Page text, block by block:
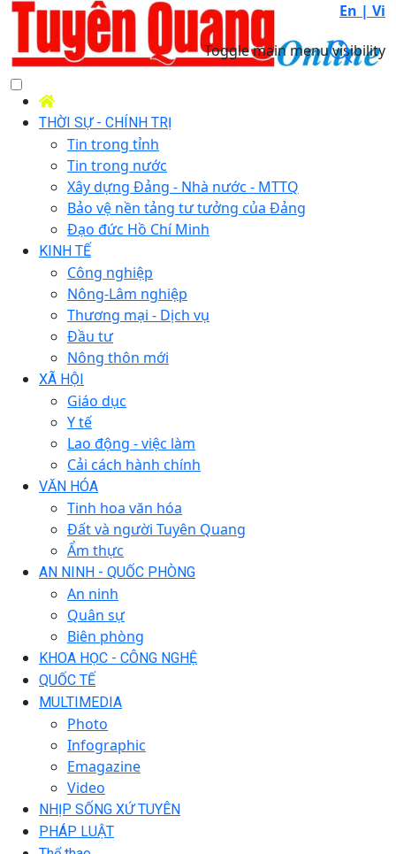
En | Vi
Toggle main menu visibility
THỜI SỰ - CHÍNH TRỊ
Tin trong tỉnh
Tin trong nước
Xây dựng Đảng - Nhà nước - MTTQ
Bảo vệ nền tảng tư tưởng của Đảng
Đạo đức Hồ Chí Minh
KINH TẾ
Công nghiệp
Nông-Lâm nghiệp
Thương mại - Dịch vụ
Đầu tư
Nông thôn mới
XÃ HỘI
Giáo dục
Y tế
Lao động - việc làm
Cải cách hành chính
VĂN HÓA
Tinh hoa văn hóa
Đất và người Tuyên Quang
Ẩm thực
AN NINH - QUỐC PHÒNG
An ninh
Quân sự
Biên phòng
KHOA HỌC - CÔNG NGHỆ
QUỐC TẾ
MULTIMEDIA
Photo
Infographic
Emagazine
Video
NHỊP SỐNG XỨ TUYÊN
PHÁP LUẬT